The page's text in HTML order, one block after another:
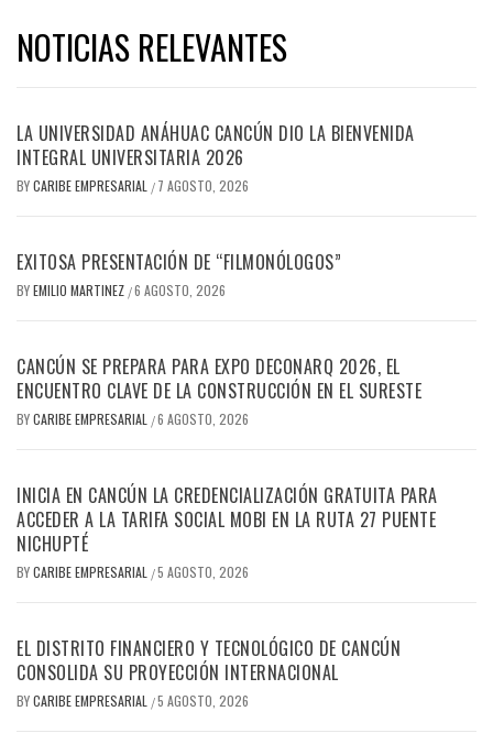
NOTICIAS RELEVANTES
LA UNIVERSIDAD ANÁHUAC CANCÚN DIO LA BIENVENIDA
INTEGRAL UNIVERSITARIA 2026
BYCARIBE EMPRESARIAL / 7 AGOSTO, 2026
EXITOSA PRESENTACIÓN DE “FILMONÓLOGOS”
BYEMILIO MARTINEZ /6 AGOSTO, 2026
CANCÚN SE PREPARA PARA EXPO DECONARQ 2026, EL
ENCUENTRO CLAVE DE LA CONSTRUCCIÓN EN EL SURESTE
BYCARIBE EMPRESARIAL /6 AGOSTO, 2026
INICIA EN CANCÚN LA CREDENCIALIZACIÓN GRATUITA PARA
ACCEDER A LA TARIFA SOCIAL MOBI EN LA RUTA 27 PUENTE
NICHUPTÉ
BYCARIBE EMPRESARIAL /5 AGOSTO, 2026
EL DISTRITO FINANCIERO Y TECNOLÓGICO DE CANCÚN
CONSOLIDA SU PROYECCIÓN INTERNACIONAL
BYCARIBE EMPRESARIAL /5 AGOSTO, 2026